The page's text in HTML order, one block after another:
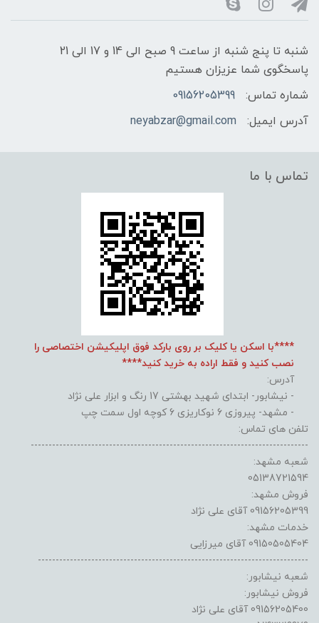
شنبه تا پنج شنبه از ساعت 9 صبح الی 14 و 17 الی 21
پاسخگوی شما عزیزان هستیم
شماره تماس:
09156205399
آدرس ایمیل:
neyabzar@gmail.com
تماس با ما
****با اسکن یا کلیک بر روی بارکد فوق اپلیکیشن اختصاصی را
نصب کنید و فقط اراده به خرید کنید****
آدرس:
- نیشابور- ابتدای شهید بهشتی 17 رنگ و ابزار علی نژاد
- مشهد- پیروزی 6 نوکاریزی 6 کوچه اول سمت چپ
تلفن های تماس:
------------------------------------------------------------------------------
شعبه مشهد:
05138721594
فروش مشهد:
09156205399 آقای علی نژاد
خدمات مشهد:
09150505404 آقای میرزایی
----------------------------------------------------------------------------
شعبه نیشابور:
فروش نیشابور:
09156205400 آقای علی نژاد